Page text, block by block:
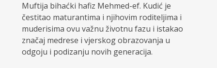
Muftija bihaćki hafiz Mehmed-ef. Kudić je
čestitao maturantima i njihovim roditeljima i
muderisima ovu važnu životnu fazu i istakao
značaj medrese i vjerskog obrazovanja u
odgoju i podizanju novih generacija.